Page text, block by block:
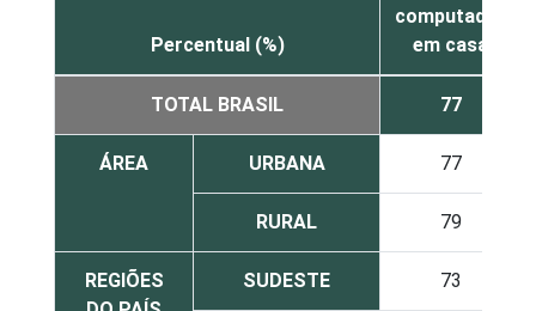
Percentual (%)
computador
em casa
TOTAL BRASIL 77
ÁREA URBANA 77
RURAL 79
REGIÕES
SUDESTE 73